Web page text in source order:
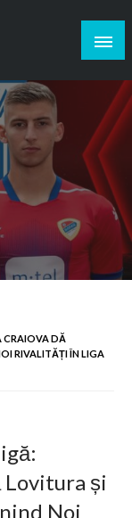
CRAIOVA DĂ
RIVALITĂȚI ÎN LIGA
Lovitura și
Noi